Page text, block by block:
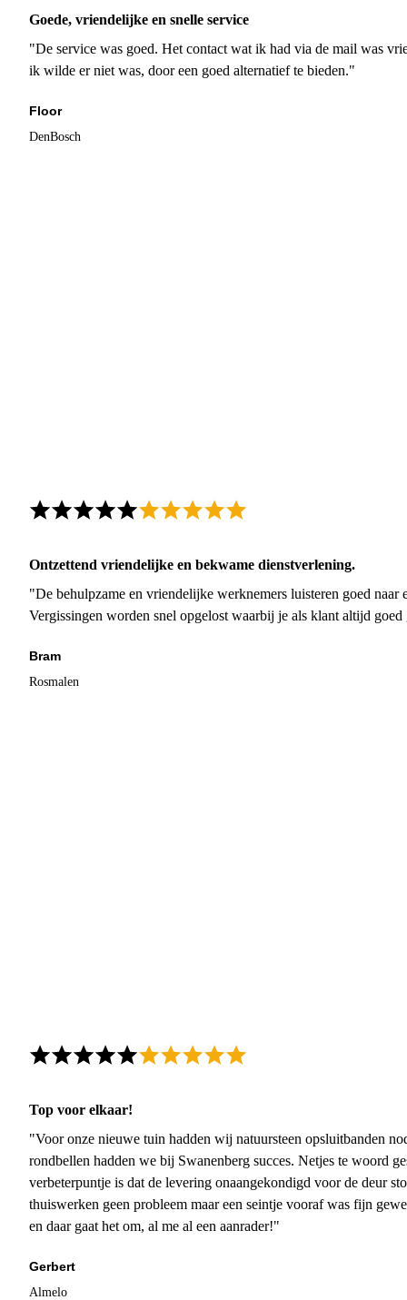
Goede, vriendelijke en snelle service
"De service was goed. Het contact wat ik had via de mail was
ik wilde er niet was, door een goed alternatief te bieden."
Floor
DenBosch
Ontzettend vriendelijke en bekwame dienstverlening.
"De behulpzame en vriendelijke werknemers luisteren goed naar
Vergissingen worden snel opgelost waarbij je als klant altijd
Bram
Rosmalen
Top voor elkaar!
"Voor onze nieuwe tuin hadden wij natuursteen opsluitbanden
rondbellen hadden we bij Swanenberg succes. Netjes te woord
verbeterpuntje is dat de levering onaangekondigd voor de deur
thuiswerken geen probleem maar een seintje vooraf was fijn
en daar gaat het om, al me al een aanrader!"
Gerbert
Almelo